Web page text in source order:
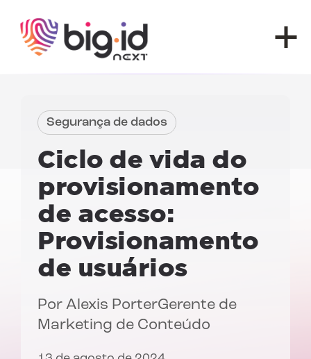
Segurança de dados
Ciclo de vida do
provisionamento
de acesso:
Provisionamento
de usuários
Por Alexis PorterGerente de
Marketing de Conteúdo